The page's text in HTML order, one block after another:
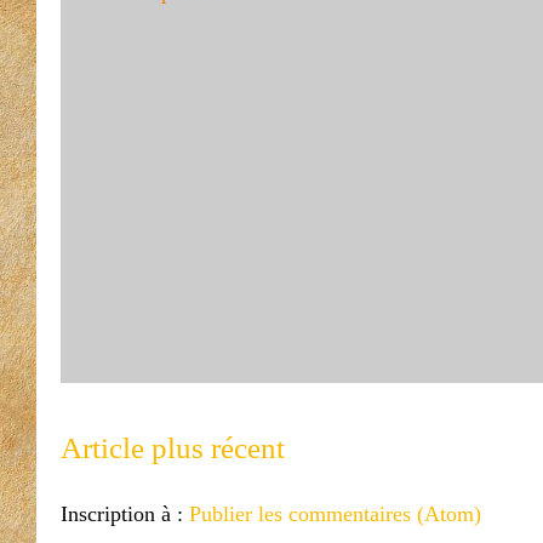
Article plus récent
Inscription à : Publier les commentaires (Atom)